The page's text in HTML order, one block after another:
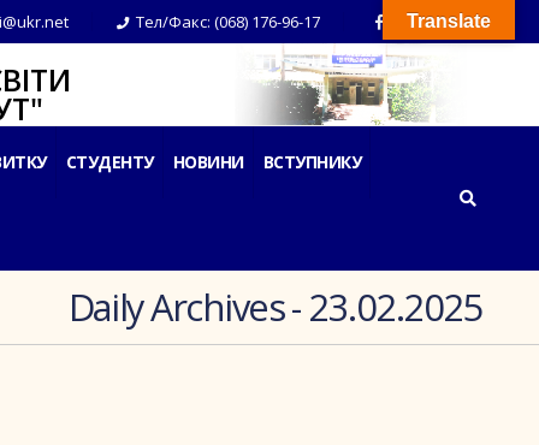
Тел/Факс: (068) 176-96-17
СТУДЕНТУ НОВИНИ ВСТУПНИКУ
Daily Archives - 23.02.2025
Translate